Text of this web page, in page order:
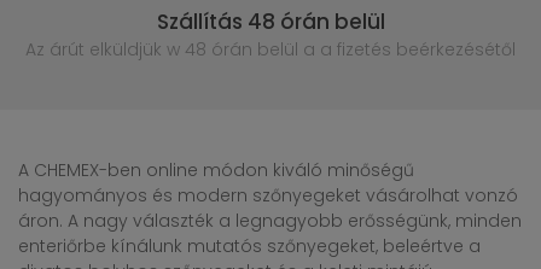
Szállítás 48 órán belül
Az árút elküldjük w 48 órán belül a a fizetés beérkezésétől
A CHEMEX-ben online módon kiváló minőségű
hagyományos és modern szőnyegeket vásárolhat vonzó
áron. A nagy választék a legnagyobb erősségünk, minden
enteriőrbe kínálunk mutatós szőnyegeket, beleértve a